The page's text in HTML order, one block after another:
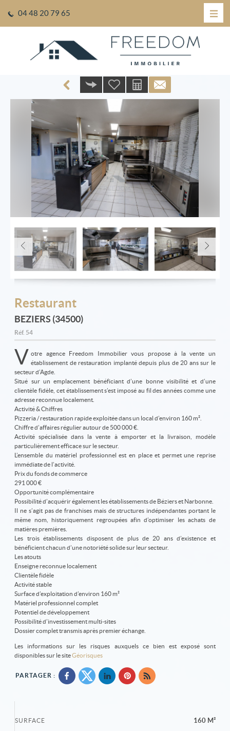
04 48 20 79 65
Restaurant
BEZIERS (34500)
Réf. 54
V otre agence Freedom Immobilier vous propose à la vente un
établissement de restauration implanté depuis plus de 20 ans sur le
secteur d’Agde.
Situé sur un emplacement bénéficiant d’une bonne visibilité et d’une
clientèle fidèle, cet établissement s’est imposé au fil des années comme une
adresse reconnue localement.
Activité & Chiffres
Pizzeria / restauration rapide exploitée dans un local d’environ 160 m².
Chiffre d’affaires régulier autour de 500 000 €.
Activité spécialisée dans la vente à emporter et la livraison, modèle
particulièrement efficace sur le secteur.
L’ensemble du matériel professionnel est en place et permet une reprise
immédiate de l’activité.
Prix du fonds de commerce
291 000 €
Opportunité complémentaire
Possibilité d’acquérir également les établissements de Béziers et Narbonne.
Il ne s’agit pas de franchises mais de structures indépendantes portant le
même nom, historiquement regroupées afin d’optimiser les achats de
matières premières.
Les trois établissements disposent de plus de 20 ans d’existence et
bénéficient chacun d’une notoriété solide sur leur secteur.
Les atouts
Enseigne reconnue localement
Clientèle fidèle
Activité stable
Surface d’exploitation d’environ 160 m²
Matériel professionnel complet
Potentiel de développement
Possibilité d’investissement multi-sites
Dossier complet transmis après premier échange.
Les informations sur les risques auxquels ce bien est exposé sont
disponibles sur le siteGéorisques
PARTAGER :
SURFACE 160 M²